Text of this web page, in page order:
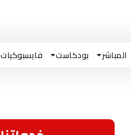
المباشر بودكاست فايسبوكيات